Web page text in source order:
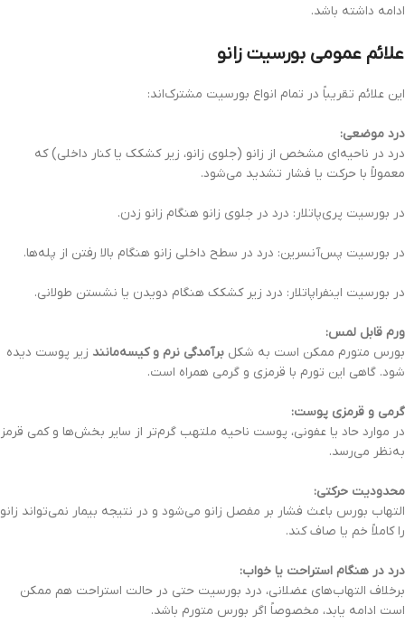
ادامه داشته باشد.
علائم عمومی بورسیت زانو
این علائم تقریباً در تمام انواع بورسیت مشترک‌اند:
درد موضعی:
درد در ناحیه‌ای مشخص از زانو (جلوی زانو، زیر کشکک یا کنار داخلی) که
معمولاً با حرکت یا فشار تشدید می‌شود.
در بورسیت پری‌پاتلار: درد در جلوی زانو هنگام زانو زدن.
در بورسیت پس‌آنسرین: درد در سطح داخلی زانو هنگام بالا رفتن از پله‌ها.
در بورسیت اینفراپاتلار: درد زیر کشکک هنگام دویدن یا نشستن طولانی.
ورم قابل لمس:
بورس متورم ممکن است به شکل برآمدگی نرم و کیسه‌مانند زیر پوست دیده
شود. گاهی این تورم با قرمزی و گرمی همراه است.
گرمی و قرمزی پوست:
در موارد حاد یا عفونی، پوست ناحیه ملتهب گرم‌تر از سایر بخش‌ها و کمی قرمز
به‌نظر می‌رسد.
محدودیت حرکتی:
التهاب بورس باعث فشار بر مفصل زانو می‌شود و در نتیجه بیمار نمی‌تواند زانو
را کاملاً خم یا صاف کند.
درد در هنگام استراحت یا خواب:
برخلاف التهاب‌های عضلانی، درد بورسیت حتی در حالت استراحت هم ممکن
است ادامه یابد، مخصوصاً اگر بورس متورم باشد.